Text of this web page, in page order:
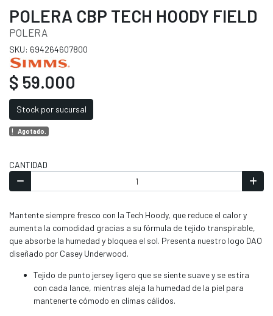
POLERA CBP TECH HOODY FIELD
POLERA
SKU: 694264607800
$ 59.000
Stock por sucursal
Agotado.
CANTIDAD
Mantente siempre fresco con la Tech Hoody, que reduce el calor y
aumenta la comodidad gracias a su fórmula de tejido transpirable,
que absorbe la humedad y bloquea el sol. Presenta nuestro logo DAO
diseñado por Casey Underwood.
Tejido de punto jersey ligero que se siente suave y se estira
con cada lance, mientras aleja la humedad de la piel para
mantenerte cómodo en climas cálidos.